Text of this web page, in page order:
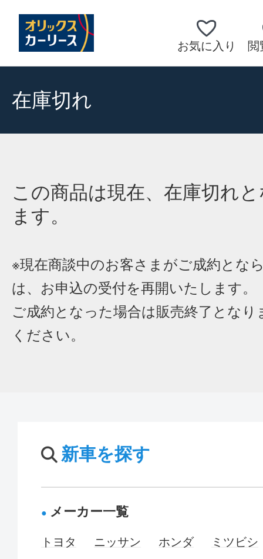
お気に入り 閲
在庫切れ
この商品は現在、在庫切れ
ます。
※現在商談中のお客さまがご成約とな
は、お申込の受付を再開いたします。
ご成約となった場合は販売終了となり
ください。
新車を探す
メーカー一覧
トヨタ ニッサン ホンダ
ミツビシ